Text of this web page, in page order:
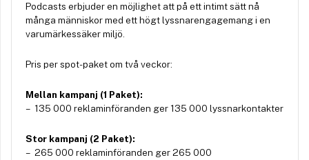
Podcasts erbjuder en möjlighet att på ett intimt sätt nå
många människor med ett högt lyssnarengagemang i en
varumärkessäker miljö.
Pris per spot-paket om två veckor:
Mellan kampanj (1 Paket):
– 135 000 reklaminföranden ger 135 000 lyssnarkontakter
Stor kampanj (2 Paket):
– 265 000 reklaminföranden ger 265 000